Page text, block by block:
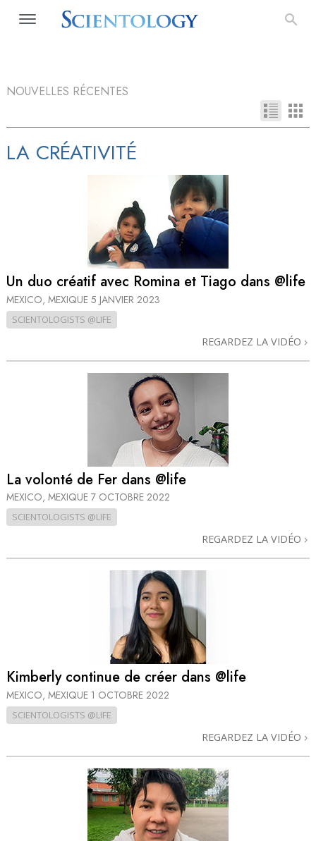
NOUVELLES RÉCENTES
LA CRÉATIVITÉ
Un duo créatif avec Romina et Tiago dans @life
MEXICO, MEXIQUE 5 JANVIER 2023
SCIENTOLOGISTS @LIFE
REGARDEZ LA VIDÉO
La volonté de Fer dans @life
MEXICO, MEXIQUE 7 OCTOBRE 2022
SCIENTOLOGISTS @LIFE
REGARDEZ LA VIDÉO
Kimberly continue de créer dans @life
MEXICO, MEXIQUE 1 OCTOBRE 2022
SCIENTOLOGISTS @LIFE
REGARDEZ LA VIDÉO